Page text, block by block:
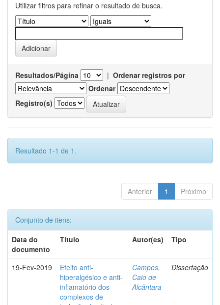
Utilizar filtros para refinar o resultado de busca.
Resultados/Página | Ordenar registros por
Ordenar
Registro(s)
Resultado 1-1 de 1.
Anterior 1 Próximo
Conjunto de itens:
Data do
documento
Título Autor(es) Tipo
19-Fev-2019
Efeito anti-
hiperalgésico e anti-
inflamatório dos
complexos de
Campos,
Caio de
Alcântara
Dissertação